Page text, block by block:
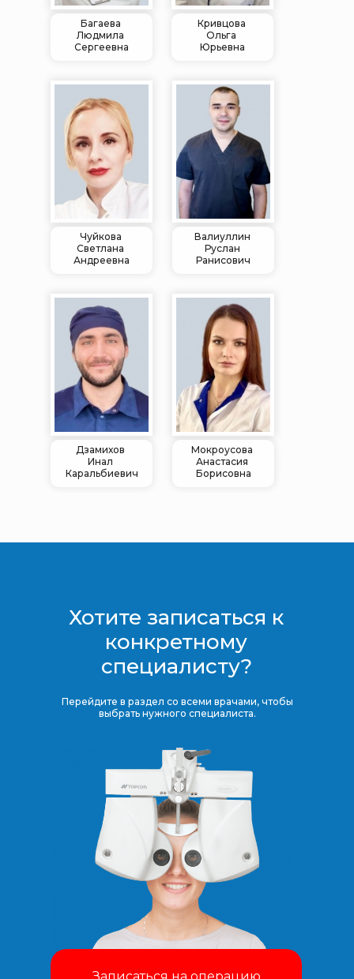
Дзамихов
Инал
Каральбиевич
Мокроусова
Анастасия
Борисовна
Багаева
Людмила
Сергеевна
Кривцова
Ольга
Юрьевна
Валиуллин
Руслан
Ранисович
Чуйкова
Светлана
Андреевна
Хотите записаться к
конкретному
специалисту?
Перейдите в раздел со всеми врачами, чтобы
выбрать нужного специалиста.